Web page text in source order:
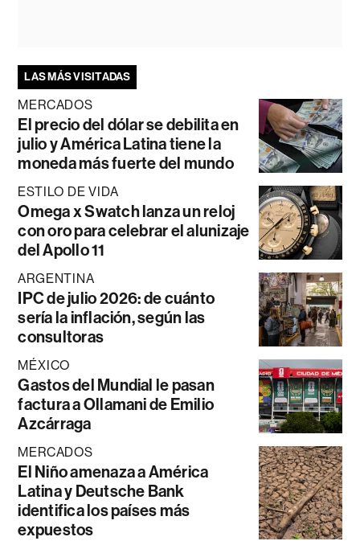
LAS MÁS VISITADAS
MERCADOS
El precio del dólar se debilita en
julio y América Latina tiene la
moneda más fuerte del mundo
ESTILO DE VIDA
Omega x Swatch lanza un reloj
con oro para celebrar el alunizaje
del Apollo 11
ARGENTINA
IPC de julio 2026: de cuánto
sería la inflación, según las
consultoras
MÉXICO
Gastos del Mundial le pasan
factura a Ollamani de Emilio
Azcárraga
MERCADOS
El Niño amenaza a América
Latina y Deutsche Bank
identifica los países más
expuestos